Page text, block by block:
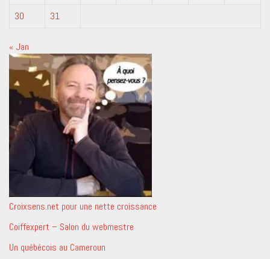
30
31
« Jan
Croixsens.net pour une nette croissance
Coiffexpert – Salon du webmestre
Un québécois au Cameroun